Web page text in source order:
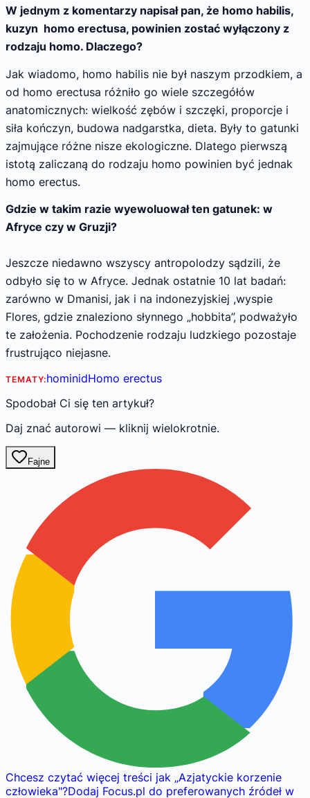
W jednym z komentarzy napisał pan, że homo habilis,
kuzyn homo erectusa, powinien zostać wyłączony z
rodzaju homo. Dlaczego?
Jak wiadomo, homo habilis nie był naszym przodkiem, a
od homo erectusa różniło go wiele szczegółów
anatomicznych: wielkość zębów i szczęki, proporcje i
siła kończyn, budowa nadgarstka, dieta. Były to gatunki
zajmujące różne nisze ekologiczne. Dlatego pierwszą
istotą zaliczaną do rodzaju homo powinien być jednak
homo erectus.
Gdzie w takim razie wyewoluował ten gatunek: w
Afryce czy w Gruzji?
Jeszcze niedawno wszyscy antropolodzy sądzili, że
odbyło się to w Afryce. Jednak ostatnie 10 lat badań:
zarówno w Dmanisi, jak i na indonezyjskiej ,wyspie
Flores, gdzie znaleziono słynnego „hobbita”, podważyło
te założenia. Pochodzenie rodzaju ludzkiego pozostaje
frustrująco niejasne.
TEMATY:hominidHomo erectus
Spodobał Ci się ten artykuł?
Daj znać autorowi — kliknij wielokrotnie.
Fajne
Chcesz czytać więcej treści jak „Azjatyckie korzenie
człowieka"?Dodaj Focus.pl do preferowanych źródeł w